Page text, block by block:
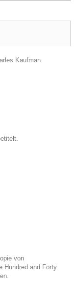
Kaufman.
von
Hundred and Forty
.